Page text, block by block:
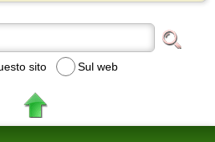
sito Sul web